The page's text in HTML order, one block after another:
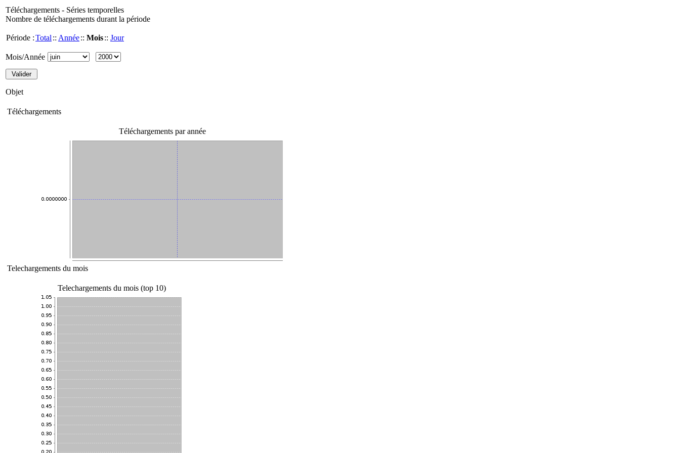
Téléchargements - Séries temporelles
Nombre de téléchargements durant la période
Période :Total :: Année:: Mois:: Jour
Mois/Année
Objet
Téléchargements
Téléchargements par année
Telechargements du mois
Telechargements du mois (top 10)